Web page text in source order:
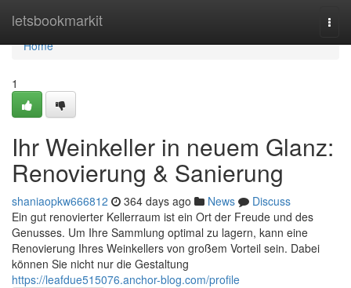
letsbookmarkit
Home
Home
1
Ihr Weinkeller in neuem Glanz:
Renovierung & Sanierung
shaniaopkw666812 364 days ago News
Discuss
Ein gut renovierter Kellerraum ist ein Ort der Freude und des
Genusses. Um Ihre Sammlung optimal zu lagern, kann eine
Renovierung Ihres Weinkellers von großem Vorteil sein. Dabei
können Sie nicht nur die Gestaltung
https://leafdue515076.anchor-blog.com/profile